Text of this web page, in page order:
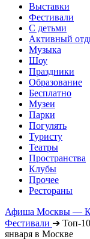
Выставки
Фестивали
С детьми
Активный
Музыка
Шоу
Праздники
Образование
Бесплатно
Музеи
Парки
Погулять
Туристу
Театры
Пространства
Клубы
Прочее
Рестораны
Афиша Москвы —
Фестивали ➔ Топ-
января в Москве